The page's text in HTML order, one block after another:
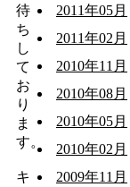
待
ち
し
て
お
り
ま
す。
キ
2011年05月
2011年02月
2010年11月
2010年08月
2010年05月
2010年02月
2009年11月